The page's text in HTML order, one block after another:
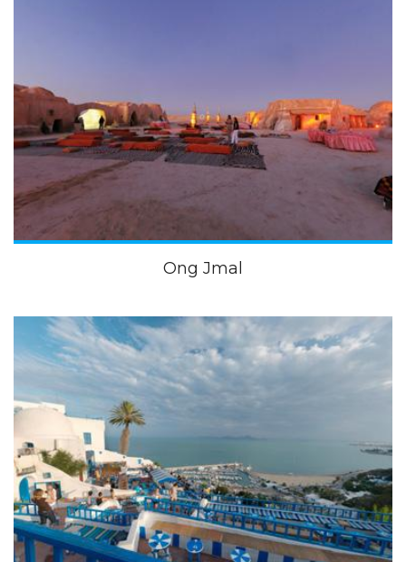
Ong Jmal